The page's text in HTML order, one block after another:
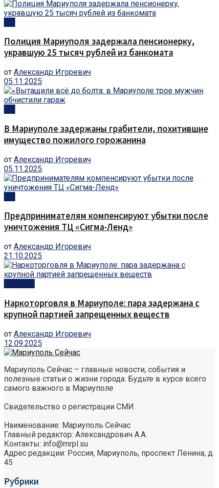
Полиция Мариуполя задержала пенсионерку,
укравшую 25 тысяч рублей из банкомата
от Александр Игоревич
05.11.2025
В Мариуполе задержаны грабители, похитившие
имущество пожилого горожанина
от Александр Игоревич
05.11.2025
Предпринимателям компенсируют убытки после
уничтожения ТЦ «Сигма-Ленд»
от Александр Игоревич
21.10.2025
Наркоторговля в Мариуполе: пара задержана с
крупной партией запрещенных веществ
от Александр Игоревич
12.09.2025
Мариуполь Сейчас – главные новости, события и
полезные статьи о жизни города. Будьте в курсе всего
самого важного в Мариуполе
Свидетельство о регистрации СМИ.
Наименование: Мариуполь Сейчас
Главный редактор: Александрович А.А.
Контакты: info@mrpl.su
Адрес редакции: Россия, Мариуполь, проспект Ленина, д.
45
Рубрики